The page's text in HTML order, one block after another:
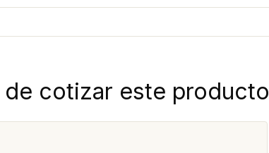
de cotizar este producto